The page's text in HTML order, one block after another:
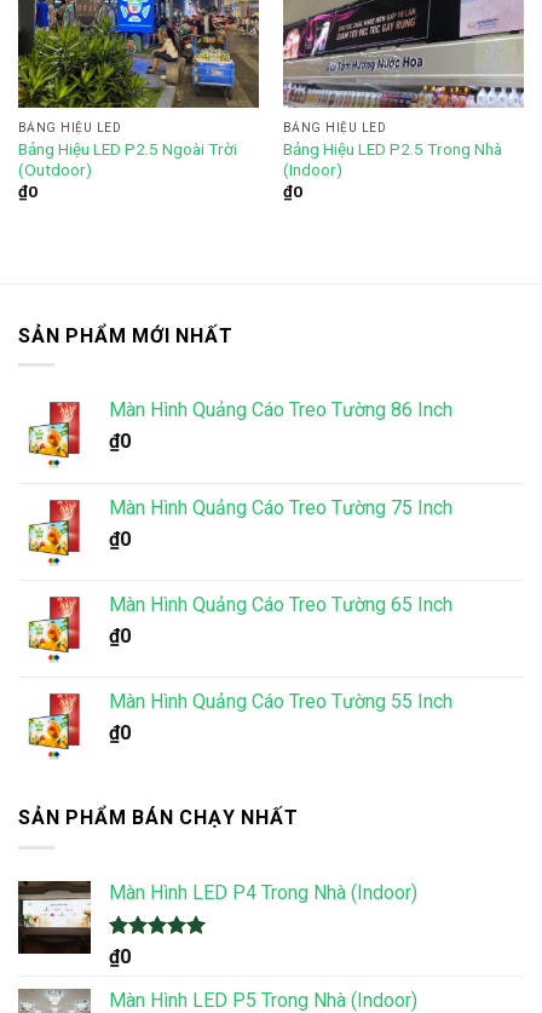
Add to
wishlist
BẢNG HIỆU LED
Bảng Hiệu LED P2.5 Ngoài Trời
(Outdoor)
₫0
wishlist
BẢNG HIỆU LED
Bảng Hiệu LED P2.5 Trong Nhà
(Indoor)
₫0
SẢN PHẨM MỚI NHẤT
Màn Hình Quảng Cáo Treo Tường 86 Inch
₫0
Màn Hình Quảng Cáo Treo Tường 75 Inch
₫0
Màn Hình Quảng Cáo Treo Tường 65 Inch
₫0
Màn Hình Quảng Cáo Treo Tường 55 Inch
₫0
SẢN PHẨM BÁN CHẠY NHẤT
Màn Hình LED P4 Trong Nhà (Indoor)
Được xếp
hạng
5 sao
₫0
Màn Hình LED P5 Trong Nhà (Indoor)